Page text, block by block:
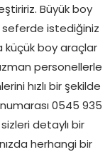
Büyük boy
seferde istediğiniz
küçük boy araçlar
personellerle
hızlı bir şekilde
0545 935
detaylı bir
herhangi bir